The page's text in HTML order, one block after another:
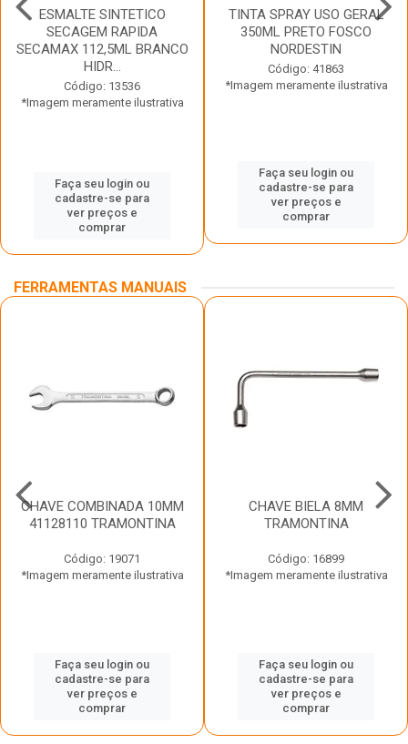
ESMALTE SINTETICO
SECAGEM RAPIDA
SECAMAX 112,5ML BRANCO
HIDR...
Código: 13536
*Imagem meramente ilustrativa
Faça seu login ou
cadastre-se para
ver preços e
comprar
TINTA SPRAY USO GERAL
350ML PRETO FOSCO
NORDESTIN
Código: 41863
*Imagem meramente ilustrativa
Faça seu login ou
cadastre-se para
ver preços e
comprar
FERRAMENTAS MANUAIS
CHAVE COMBINADA 10MM
41128110 TRAMONTINA
Código: 19071
*Imagem meramente ilustrativa
Faça seu login ou
cadastre-se para
ver preços e
comprar
CHAVE BIELA 8MM
TRAMONTINA
Código: 16899
*Imagem meramente ilustrativa
Faça seu login ou
cadastre-se para
ver preços e
comprar